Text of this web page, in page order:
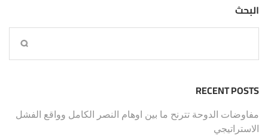
البحث
RECENT POSTS
مفاوضات الدوحة تترنح ما بين اوهام النصر الكامل وواقع الفشل
الاستراتيجي